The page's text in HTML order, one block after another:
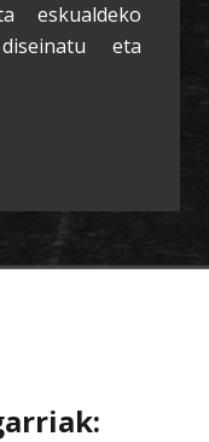
eskualdeko
eta